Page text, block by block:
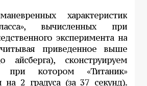
характеристик
вычисленных при
эксперимента на
приведенное выше
айсберга), сконструируем
при котором «Титаник»
на 2 градуса (за 37 секунд).